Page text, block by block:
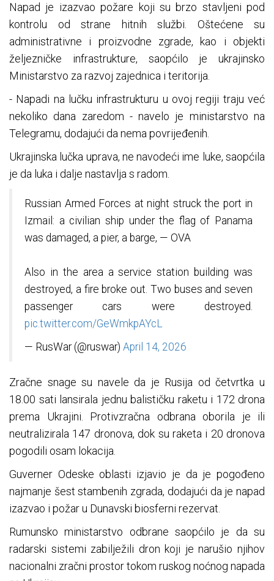
Napad je izazvao požare koji su brzo stavljeni pod
kontrolu od strane hitnih službi. Oštećene su
administrativne i proizvodne zgrade, kao i objekti
željezničke infrastrukture, saopćilo je ukrajinsko
Ministarstvo za razvoj zajednica i teritorija.
- Napadi na lučku infrastrukturu u ovoj regiji traju već
nekoliko dana zaredom - navelo je ministarstvo na
Telegramu, dodajući da nema povrijeđenih.
Ukrajinska lučka uprava, ne navodeći ime luke, saopćila
je da luka i dalje nastavlja s radom.
Russian Armed Forces at night struck the port in
Izmail: a civilian ship under the flag of Panama
was damaged, a pier, a barge, — OVA
Also in the area a service station building was
destroyed, a fire broke out. Two buses and seven
passenger cars were destroyed.
pic.twitter.com/GeWmkpAYcL
— RusWar (@ruswar) April 14, 2026
Zračne snage su navele da je Rusija od četvrtka u
18.00 sati lansirala jednu balističku raketu i 172 drona
prema Ukrajini. Protivzračna odbrana oborila je ili
neutralizirala 147 dronova, dok su raketa i 20 dronova
pogodili osam lokacija.
Guverner Odeske oblasti izjavio je da je pogođeno
najmanje šest stambenih zgrada, dodajući da je napad
izazvao i požar u Dunavski biosferni rezervat.
Rumunsko ministarstvo odbrane saopćilo je da su
radarski sistemi zabilježili dron koji je narušio njihov
nacionalni zračni prostor tokom ruskog noćnog napada